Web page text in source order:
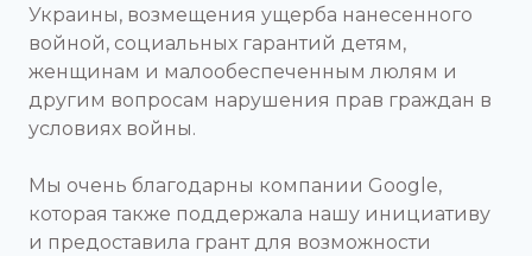
Украины, возмещения ущерба нанесенного
войной, социальных гарантий детям,
женщинам и малообеспеченным люлям и
другим вопросам нарушения прав граждан в
условиях войны.
Мы очень благодарны компании Google,
которая также поддержала нашу инициативу
и предоставила грант для возможности